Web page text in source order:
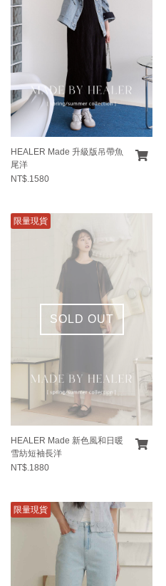
HEALER Made 升級版吊帶魚
尾洋
NT$.1580
SOLD OUT
限量現貨
HEALER Made 新色風和日暖
雪紡短袖長洋
NT$.1880
限量現貨